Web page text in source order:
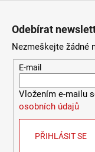
Odebírat
Nezmeškejte žádné
E-mail
Vložením e-mailu
osobních údajů
PŘIHLÁSIT SE